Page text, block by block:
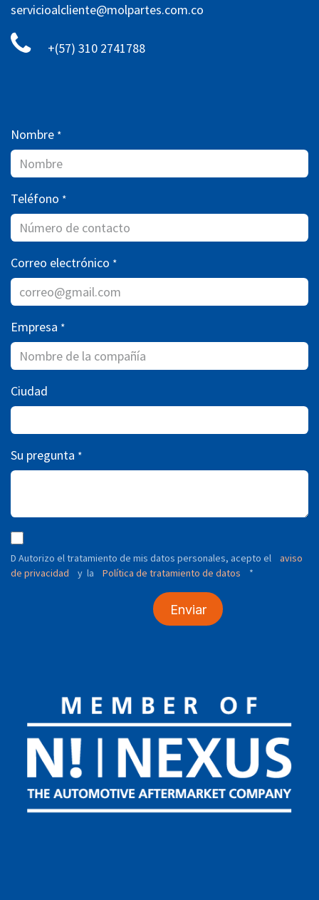
servicioalcliente@molpartes.com.co
+(57) 310 2741788
Nombre *
Teléfono *
Correo electrónico *
Empresa *
Ciudad
Su pregunta *
D Autorizo ​​el tratamiento de mis datos personales, acepto el
aviso
de privacidad
y la Política de tratamiento de datos *
Enviar